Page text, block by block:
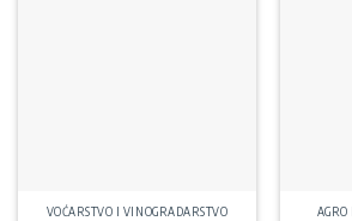
VOĆARSTVO I VINOGRADARSTVO